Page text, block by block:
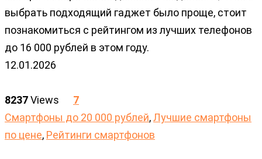
выбрать подходящий гаджет было проще, стоит
познакомиться с рейтингом из лучших телефонов
до 16 000 рублей в этом году.
12.01.2026
8237Views
7
Cмартфоны до 20 000 рублей,Лучшие смартфоны
по цене, Рейтинги смартфонов